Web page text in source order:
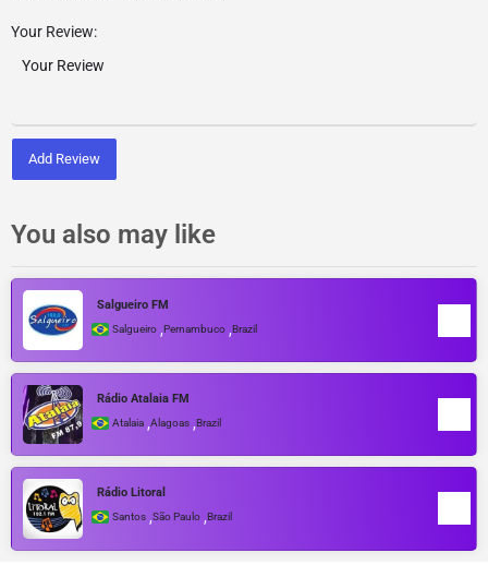
Your Review:
Add Review
You also may like
Salgueiro FM
Salgueiro ,Pernambuco ,Brazil
Rádio Atalaia FM
Atalaia ,Alagoas ,Brazil
Rádio Litoral
Santos ,São Paulo ,Brazil